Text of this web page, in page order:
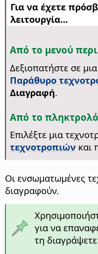
Για να έχετε
λειτουργία...
Από το μενού
Δεξιοπατήστε σε
Παράθυρο
Διαγραφή.
Από το
Επιλέξτε μια
τεχνοτροπιώνκαι
Οι ενσωματωμένες
διαγραφούν.
για να
τη